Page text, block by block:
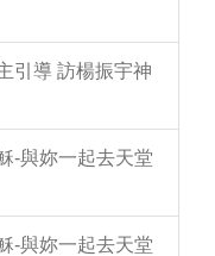
引導 訪楊振宇神
-與妳一起去天堂
-與妳一起去天堂